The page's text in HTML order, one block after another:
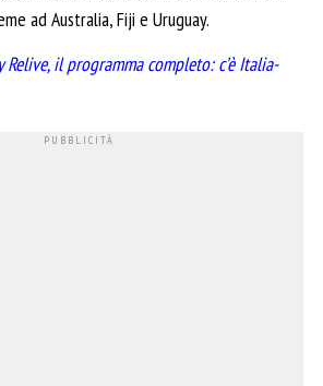
ad Australia, Fiji e Uruguay.
Relive, il programma completo: c’è Italia-